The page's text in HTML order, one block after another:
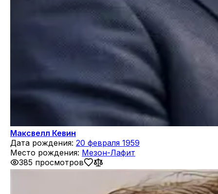
Максвелл Кевин
Дата рождения: 20 февраля 1959
Место рождения: Мезон-Лафит
385 просмотров